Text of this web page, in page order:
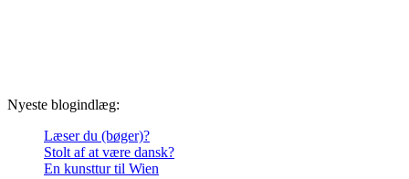
Nyeste blogindlæg:
Læser du (bøger)?
Stolt af at være dansk?
En kunsttur til Wien